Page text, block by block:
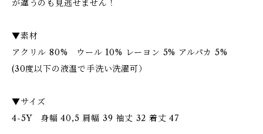
が違うのも見逃せません！
▼素材
アクリル 80% ウール 10% レーヨン 5% アルパカ 5%
(30度以下の液温で手洗い洗濯可）
▼サイズ
4-5Y 身幅 40,5 肩幅 39 袖丈 32 着丈 47